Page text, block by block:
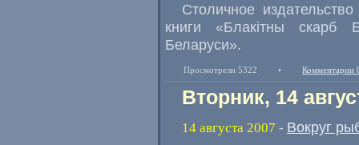
Столичное
книги «Блакiтны скарб
Беларуси».
Просмотрели 5322 • Комментарии
Вторник, 14
14 августа 2007 - Вокруг